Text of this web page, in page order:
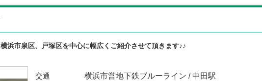
横浜市泉区、戸塚区を中心に幅広くご紹介させて頂きます♪♪
交通 横浜市営地下鉄ブルーライン / 中田駅